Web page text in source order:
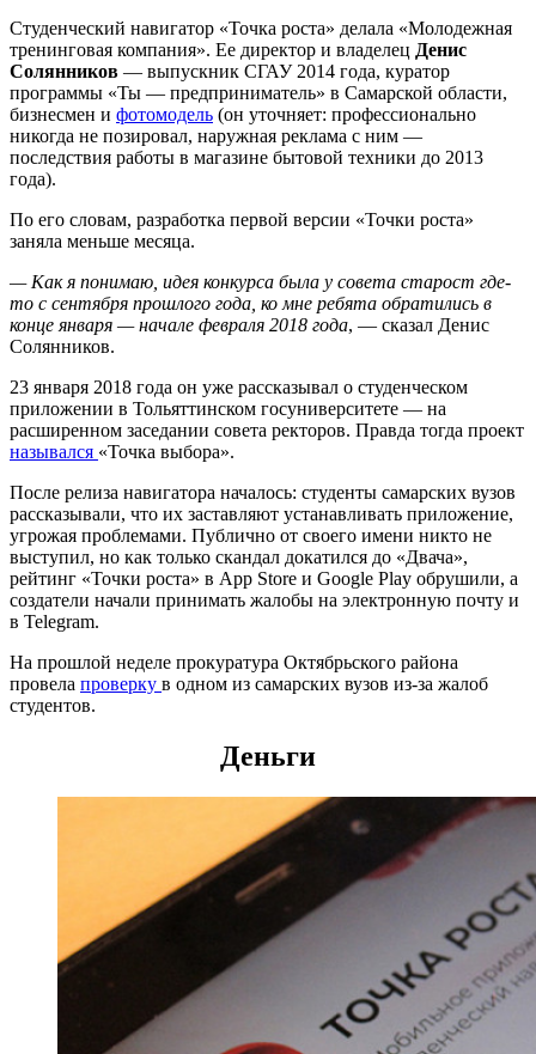
Студенческий навигатор «Точка роста» делала «Молодежная
тренинговая компания». Ее директор и владелец Денис
Солянников — выпускник СГАУ 2014 года, куратор
программы «Ты — предприниматель» в Самарской области,
бизнесмен и фотомодель (он уточняет: профессионально
никогда не позировал, наружная реклама с ним —
последствия работы в магазине бытовой техники до 2013
года).
По его словам, разработка первой версии «Точки роста»
заняла меньше месяца.
— Как я понимаю, идея конкурса была у совета старост где-
то с сентября прошлого года, ко мне ребята обратились в
конце января — начале февраля 2018 года, — сказал Денис
Солянников.
23 января 2018 года он уже рассказывал о студенческом
приложении в Тольяттинском госуниверситете — на
расширенном заседании совета ректоров. Правда тогда проект
назывался «Точка выбора».
После релиза навигатора началось: студенты самарских вузов
рассказывали, что их заставляют устанавливать приложение,
угрожая проблемами. Публично от своего имени никто не
выступил, но как только скандал докатился до «Двача»,
рейтинг «Точки роста» в App Store и Google Play обрушили, а
создатели начали принимать жалобы на электронную почту и
в Telegram.
На прошлой неделе прокуратура Октябрьского района
провела проверку в одном из самарских вузов из-за жалоб
студентов.
Деньги